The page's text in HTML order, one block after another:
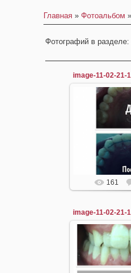
Главная » Фотоальбом
Фотографий в разделе:
image-11-02-21-
161
image-11-02-21-